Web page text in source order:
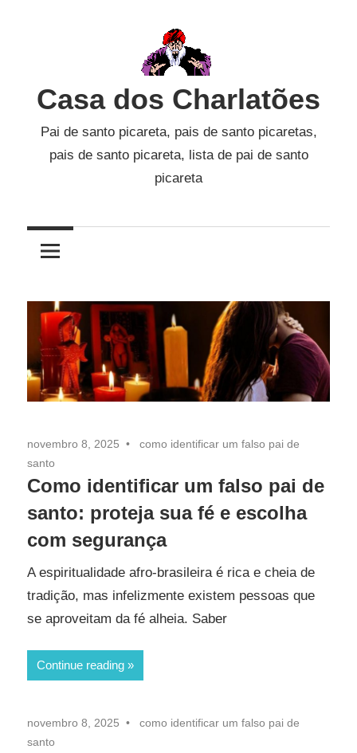
Casa dos Charlatões
Pai de santo picareta, pais de santo picaretas,
pais de santo picareta, lista de pai de santo
picareta
novembro 8, 2025
como identificar um falso pai de
santo
Como identificar um falso pai de
santo: proteja sua fé e escolha
com segurança
A espiritualidade afro-brasileira é rica e cheia de
tradição, mas infelizmente existem pessoas que
se aproveitam da fé alheia. Saber
Continue reading
novembro 8, 2025
como identificar um falso pai de
santo